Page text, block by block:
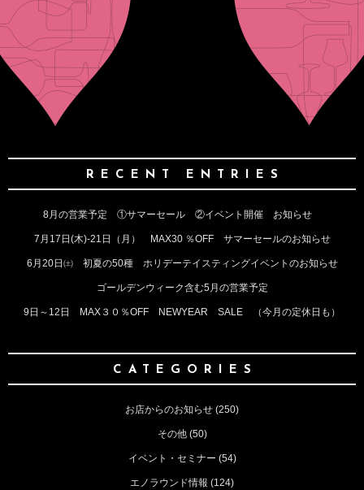
RECENT ENTRIES
8月の営業予定 ①サマーセール ②イベント開催 お知らせ
7月17日(木)‐21日（月） MAX30 ％OFF サマーセールのお知らせ
6月20日㈯ 初夏の50種 ホリデーテイスティングイベントのお知らせ
ゴールデンウィーク含む5月の営業予定
9日～12日 MAX３０％OFF NEWYEAR SALE （今月の定休日も）
CATEGORIES
お店からのお知らせ (250)
その他(50)
イベント・セミナー (54)
エノラウンド情報 (124)